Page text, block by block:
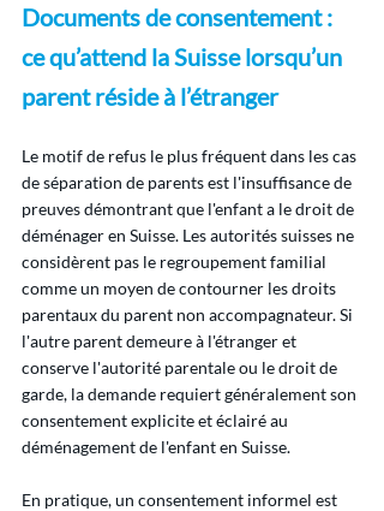
Documents de consentement :
ce qu’attend la Suisse lorsqu’un
parent réside à l’étranger
Le motif de refus le plus fréquent dans les cas
de séparation de parents est l'insuffisance de
preuves démontrant que l'enfant a le droit de
déménager en Suisse. Les autorités suisses ne
considèrent pas le regroupement familial
comme un moyen de contourner les droits
parentaux du parent non accompagnateur. Si
l'autre parent demeure à l'étranger et
conserve l'autorité parentale ou le droit de
garde, la demande requiert généralement son
consentement explicite et éclairé au
déménagement de l'enfant en Suisse.
En pratique, un consentement informel est